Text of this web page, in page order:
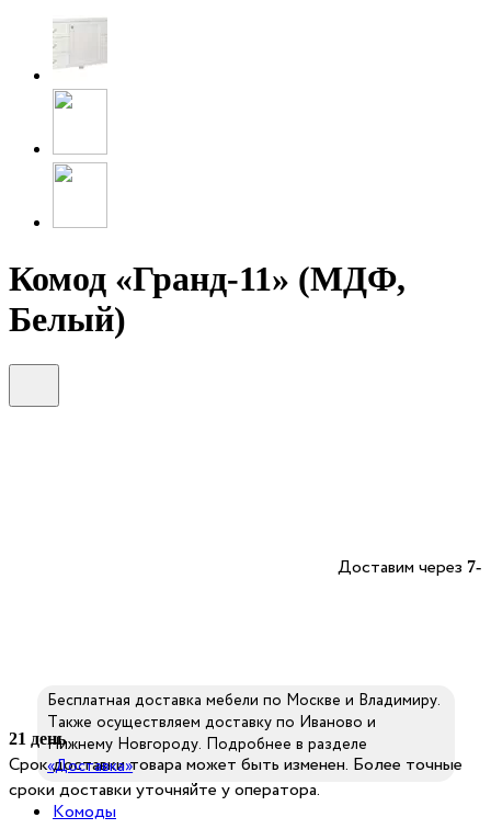
Комод «Гранд-11» (МДФ,
Белый)
Доставим через 7-
21 день
Срок доставки товара может быть изменен. Более точные
сроки доставки уточняйте у оператора.
Бесплатная доставка мебели по Москве и Владимиру.
Также осуществляем доставку по Иваново и
Нижнему Новгороду. Подробнее в разделе
«Доставка»
Комоды